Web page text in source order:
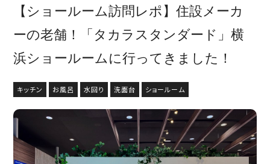
【ショールーム訪問レポ】住設メーカ
ーの老舗！「タカラスタンダード」横
浜ショールームに行ってきました！
キッチン お風呂 水回り 洗面台 ショールーム